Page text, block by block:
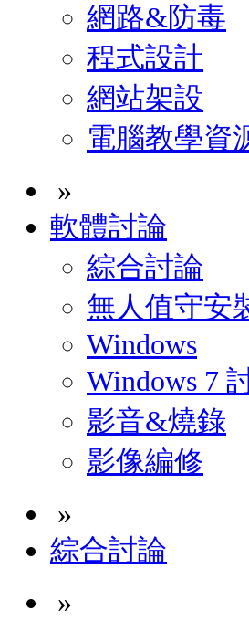
網路&防毒
程式設計
網站架設
電腦教學資
»
軟體討論
綜合討論
無人值守安
Windows
Windows 7
影音&燒錄
影像編修
»
綜合討論
»